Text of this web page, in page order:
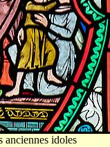
anciennes idoles